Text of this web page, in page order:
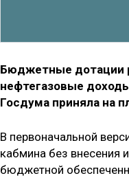
Бюджетные дотации
нефтегазовые
Госдума приняла на
В первоначальной
кабмина без внесения
бюджетной